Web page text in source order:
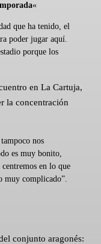
«
que ha tenido, el
poder jugar aquí.
porque los
en La Cartuja,
la concentración
nos
es muy bonito,
en lo que
muy complicado”.
conjunto aragonés: